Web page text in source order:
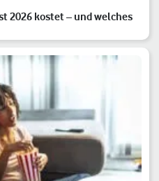
2026 kostet – und welches